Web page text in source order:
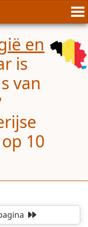
en
is
van
10